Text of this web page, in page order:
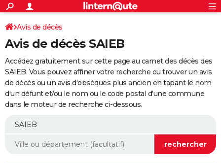
ACTUALITÉS
Politique
Société
Faits Divers
Education
Monde
Villes
+
SPORT
Coupe du monde 2026
Football
Tennis
Cyclisme
Rugby
Forum
Programme TV
TNT
Streaming
Cinéma
Sorties cinéma
Musique
+
FINANCE
Retraite
Impôts
Epargne
Immobilier
Risques naturels par ville
Banque
Assurance
Crédit
AUTO
Essais
Réserver un essai
Citadines
Berlines
SUV
Forum auto
+
Mobiles
Meilleur smartphone
Internet
Ordinateurs
Jeux vidéo
Guide high-tech
Aménagement intérieur
Avis de décès
Avis de décès SAIEB
Accédez gratuitement sur cette page au carnet des décès des
SAIEB. Vous pouvez affiner votre recherche ou trouver un avis
de décès ou un avis d'obsèques plus ancien en tapant le nom
d'un défunt et/ou le nom ou le code postal d'une commune
dans le moteur de recherche ci-dessous.